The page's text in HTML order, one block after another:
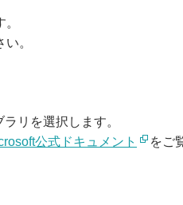
。
リを選択します。
公式ドキュメント をご